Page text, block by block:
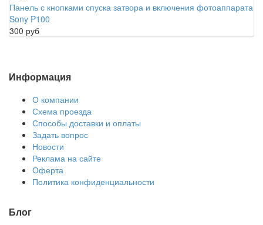
Панель с кнопками спуска затвора и включения фотоаппарата
Sony P100
300 руб
Информация
О компании
Схема проезда
Способы доставки и оплаты
Задать вопрос
Новости
Реклама на сайте
Оферта
Политика конфиденциальности
Блог